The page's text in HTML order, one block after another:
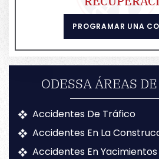
PROGRAMAR UNA
ODESSA ÁREAS
Accidentes De Tráfico
Accidentes En La
Accidentes En